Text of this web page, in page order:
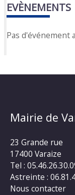
EVÈNEMENTS
Pas d'événement
Mairie de
23 Grande rue
17400 Varaize
Tel :
Astreinte :
Nous contacter